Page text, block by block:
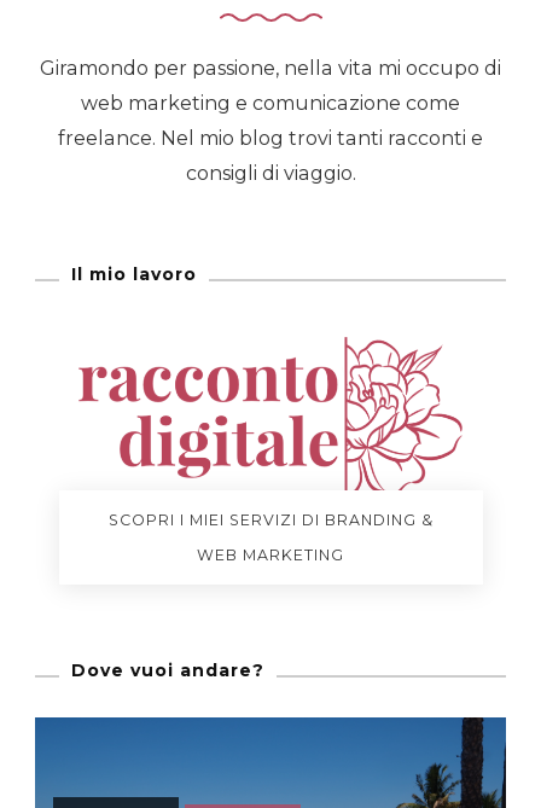
Giramondo per passione, nella vita mi occupo di
web marketing e comunicazione come
freelance. Nel mio blog trovi tanti racconti e
consigli di viaggio.
Il mio lavoro
SCOPRI I MIEI SERVIZI DI BRANDING &
WEB MARKETING
Dove vuoi andare?